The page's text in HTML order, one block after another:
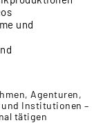
und
Agenturen,
Institutionen –
tätigen